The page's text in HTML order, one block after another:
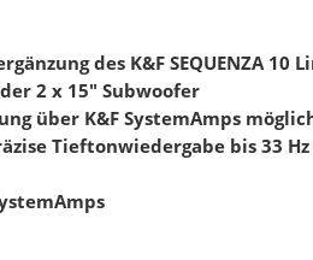
des K&F SEQUENZA 10
2 x 15″ Subwoofer
über K&F SystemAmps
Tieftonwiedergabe bis 33 Hz